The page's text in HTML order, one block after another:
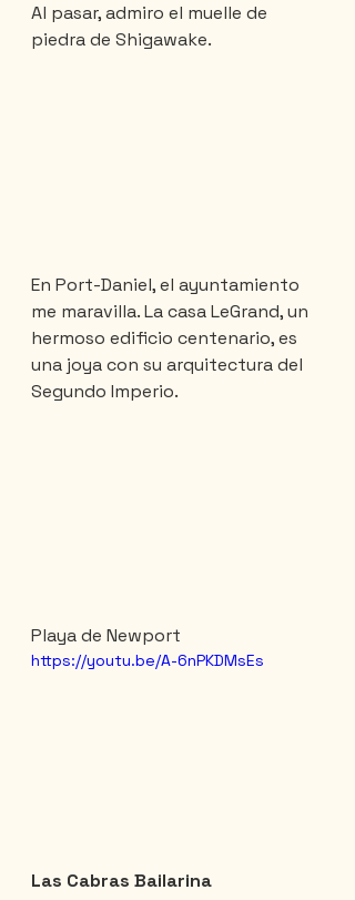
Al pasar, admiro el muelle de
piedra de Shigawake.
En Port-Daniel, el ayuntamiento
me maravilla. La casa LeGrand, un
hermoso edificio centenario, es
una joya con su arquitectura del
Segundo Imperio.
Playa de Newport
https://youtu.be/A-6nPKDMsEs
Las Cabras Bailarina